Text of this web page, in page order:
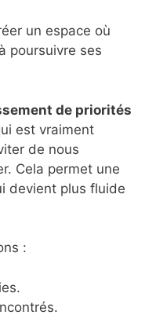
un espace où
poursuivre ses
de priorités
est vraiment
de nous
Cela permet une
devient plus fluide
: